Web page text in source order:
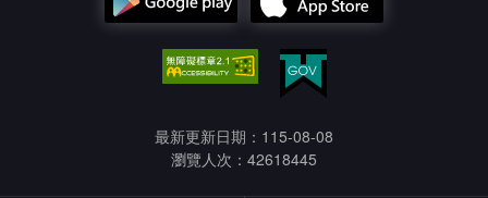
最新更新日期：115-08-08
瀏覽人次：42618445